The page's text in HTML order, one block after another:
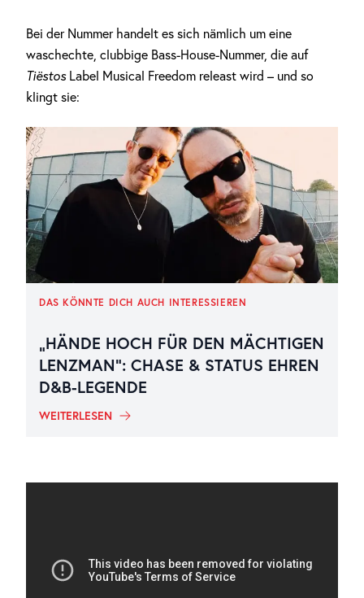
Bei der Nummer handelt es sich nämlich um eine
waschechte, clubbige Bass-House-Nummer, die auf
Tiëstos Label Musical Freedom releast wird – und so
klingt sie:
DAS KÖNNTE DICH AUCH INTERESSIEREN
„HÄNDE HOCH FÜR DEN MÄCHTIGEN
LENZMAN“: CHASE & STATUS EHREN
D&B-LEGENDE
WEITERLESEN